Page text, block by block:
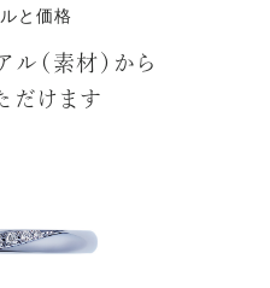
と価格
（素材）から
だけます